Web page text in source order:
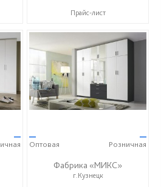
Прайс-лист
— —
Оптовая
—
Розничная
Фабрика «МИКС»
г.Кузнецк